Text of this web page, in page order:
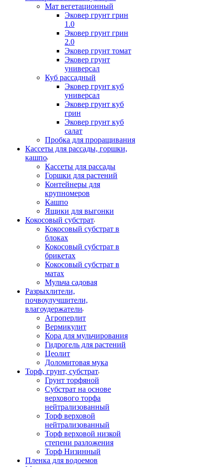
Мат вегетационный
Эковер грунт грин
1.0
Эковер грунт грин
2.0
Эковер грунт томат
Эковер грунт
универсал
Куб рассадный
Эковер грунт куб
универсал
Эковер грунт куб
грин
Эковер грунт куб
салат
Пробка для проращивания
Кассеты для рассады, горшки,
кашпо
Кассеты для рассады
Горшки для растений
Контейнеры для
крупномеров
Кашпо
Ящики для выгонки
Кокосовый субстрат
Кокосовый субстрат в
блоках
Кокосовый субстрат в
брикетах
Кокосовый субстрат в
матах
Мульча садовая
Разрыхлители,
почвоулучшители,
влагоудержатели
Агроперлит
Вермикулит
Кора для мульчирования
Гидрогель для растений
Цеолит
Доломитовая мука
Торф, грунт, субстрат
Грунт торфяной
Субстрат на основе
верхового торфа
нейтрализованный
Торф верховой
нейтрализованный
Торф верховой низкой
степени разложения
Торф Низинный
Пленка для водоемов